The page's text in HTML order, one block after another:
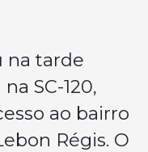
na tarde
SC-120,
ao bairro
Régis. O